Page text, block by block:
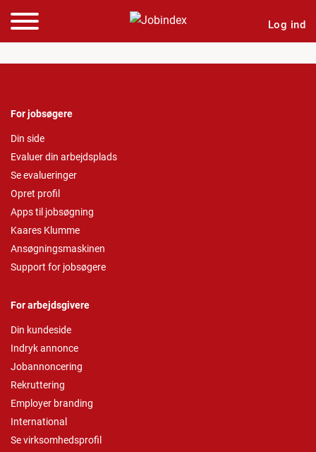
Log ind
For jobsøgere
Din side
Evaluer din arbejdsplads
Se evalueringer
Opret profil
Apps til jobsøgning
Kaares Klumme
Ansøgningsmaskinen
Support for jobsøgere
For arbejdsgivere
Din kundeside
Indryk annonce
Jobannoncering
Rekruttering
Employer branding
International
Se virksomhedsprofil